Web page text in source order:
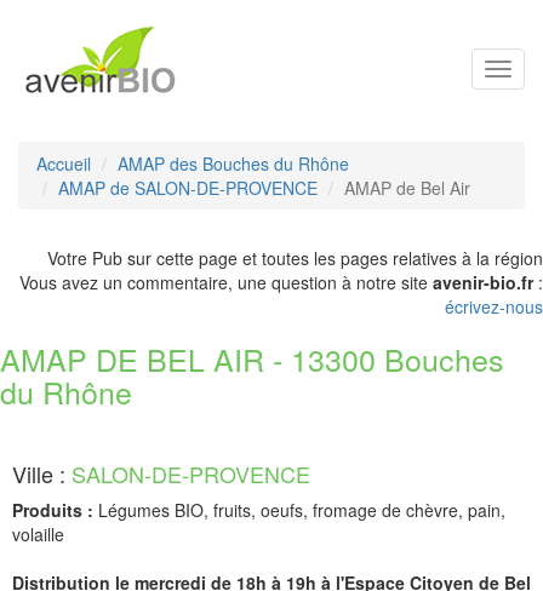
Accueil
AMAP des Bouches du Rhône
AMAP de SALON-DE-PROVENCE
AMAP de Bel Air
Votre Pub sur cette page et toutes les pages relatives à la région
Vous avez un commentaire, une question à notre site avenir-bio.fr:
écrivez-nous
AMAP DE BEL AIR - 13300 Bouches
du Rhône
Ville : SALON-DE-PROVENCE
Produits : Légumes BIO, fruits, oeufs, fromage de chèvre, pain,
volaille
Distribution le mercredi de 18h à 19h à l'Espace Citoyen de Bel